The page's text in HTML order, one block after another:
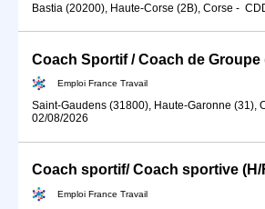
Bastia (20200), Haute-Corse (2B), Corse -
Coach Sportif / Coach de Groupe
Emploi France Travail
Saint-Gaudens (31800), Haute-Garonne (31),
02/08/2026
Coach sportif/ Coach sportive (H/
Emploi France Travail